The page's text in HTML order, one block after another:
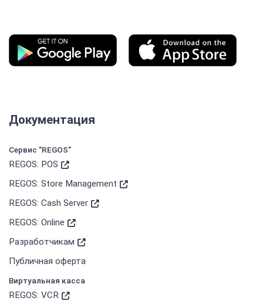
Документация
Сервис "REGOS"
REGOS: POS
REGOS: Store Management
REGOS: Cash Server
REGOS: Online
Разработчикам
Публичная оферта
Виртуальная касса
REGOS: VCR